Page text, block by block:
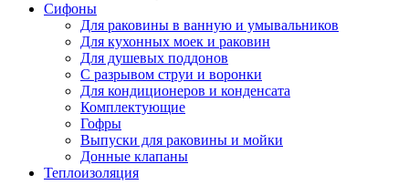
Сифоны
Для раковины в ванную и умывальников
Для кухонных моек и раковин
Для душевых поддонов
С разрывом струи и воронки
Для кондиционеров и конденсата
Комплектующие
Гофры
Выпуски для раковины и мойки
Донные клапаны
Теплоизоляция